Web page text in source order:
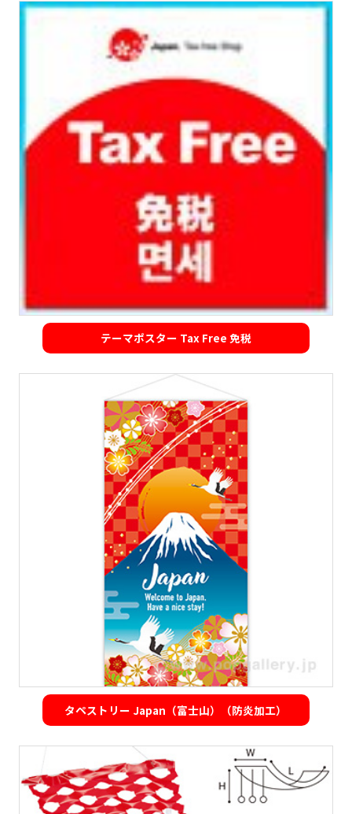
テーマポスター Tax Free 免税
タペストリー Japan（富士山）（防炎加工）